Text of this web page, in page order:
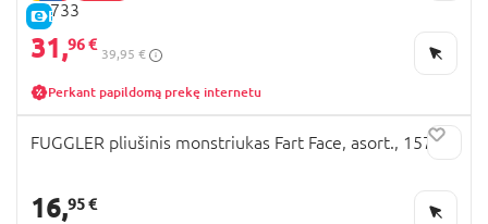
E-KAINA
15733
31,96 €
39,95 €
Perkant papildomą prekę internetu
FUGGLER pliušinis monstriukas Fart Face, asort., 15728
16,95 €